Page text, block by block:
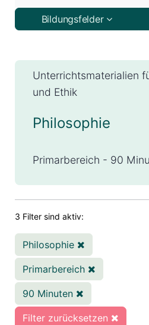
Unterrichtsmaterialien
und Ethik
Philosophie
Primarbereich - 90
3 Filter sind aktiv:
Philosophie
Primarbereich
90 Minuten
Filter zurücksetzen
Bildungsfelder